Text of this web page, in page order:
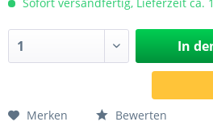
In
Merken Bewerten